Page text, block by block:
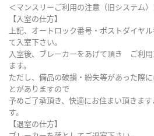
＜マンスリーご利用の注意（旧システム）
【入室の仕方】
上記、オートロック番号・ポストダイヤ
て入室下さい。
入室後、ブレーカーをあげて頂き ご利
ます。
ただし、備品の破損・紛失等があった際
とがありますので
予めご了承頂き、快適にお住まい頂きま
す。
【退室の仕方】